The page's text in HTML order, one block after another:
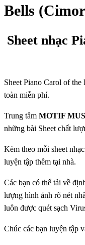
Bells
Sheet nhạc
Sheet Piano Carol of
toàn miễn phí.
Trung tâm MOTIF
những bài Sheet chất
Kèm theo mỗi sheet
luyện tập thêm tại nhà.
Các bạn có thể tải về
lượng hình ảnh rõ nét
luôn được quét sạch
Chúc các bạn luyện tập